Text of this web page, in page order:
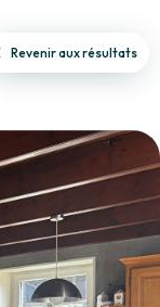
Revenir aux résultats